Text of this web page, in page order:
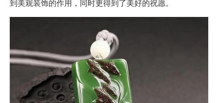
到美观装饰的作用，同时更得到了美好的祝愿。